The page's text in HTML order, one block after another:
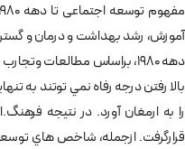
آموزش، رشد بهداشت و درمان و
دهه 1980، براساس مطالعات
بالا رفتن درجه رفاه نمي توتند به
را به ارمغان آورد. در نتیجه
قرارگرفت. ازجمله، شاخص هاي